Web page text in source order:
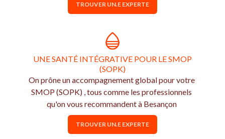
TROUVER UN.E EXPERTE
UNE SANTÉ INTÉGRATIVE POUR LE SMOP
(SOPK)
On prône un accompagnement global pour votre
SMOP (SOPK) , tous comme les professionnels
qu'on vous recommandent à Besançon
TROUVER UN.E EXPERTE